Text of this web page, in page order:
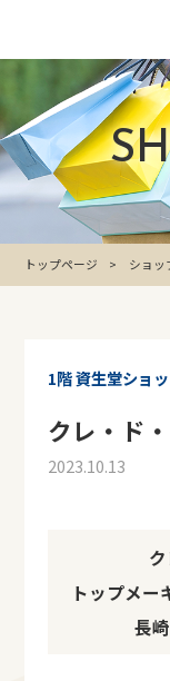
トップページ ショッ
1階 資生堂ショ
クレ・ド
2023.10.13
トップメー
長